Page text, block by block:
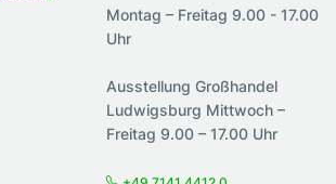
Montag – Freitag 9.00 - 17.00
Uhr
Ausstellung Großhandel
Ludwigsburg Mittwoch –
Freitag 9.00 – 17.00 Uhr